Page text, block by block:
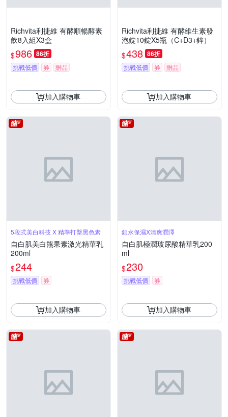
Richvita利捷維 有酵順暢酵素
飲8入組X3盒
$986 86折
挑戰低價 券 贈品
加入購物車
Richvita利捷維 有酵維生素發
泡錠10錠X5瓶（C+D3+鋅）
$438 86折
挑戰低價 券 贈品
加入購物車
5段式美白科技 X 精準打擊黑色素
自白肌美白熊果素激光精華乳
200ml
$244
挑戰低價 券
加入購物車
鎖水保濕X清爽潤澤
自白肌極潤玻尿酸精華乳200
ml
$230
挑戰低價 券
加入購物車